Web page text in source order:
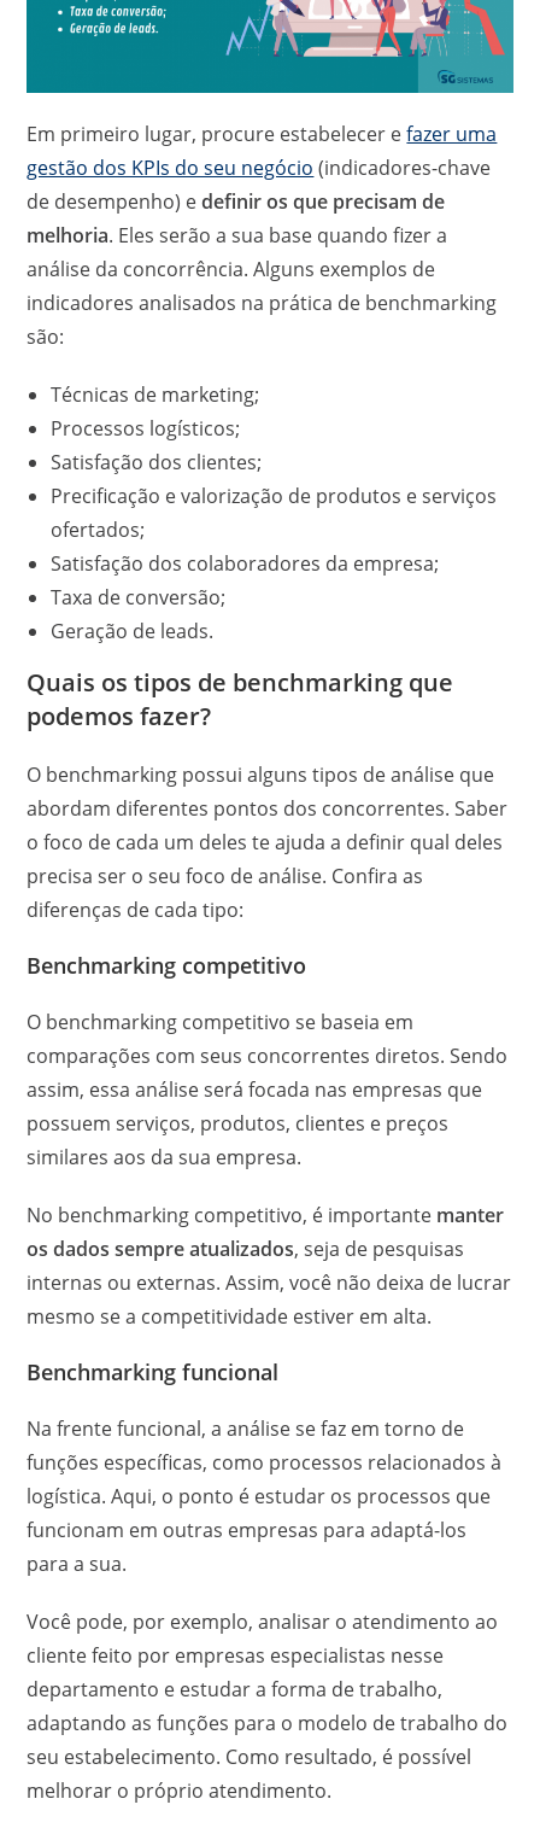
Em primeiro lugar, procure estabelecer efazer uma
gestão dos KPIs do seu negócio (indicadores-chave
de desempenho) edefinir os que precisam de
melhoria. Eles serão a sua base quando fizer a
análise da concorrência. Alguns exemplos de
indicadores analisados na prática de benchmarking
são:
Técnicas de marketing;
Processos logísticos;
Satisfação dos clientes;
Precificação e valorização de produtos e serviços
ofertados;
Satisfação dos colaboradores da empresa;
Taxa de conversão;
Geração de leads.
Quais os tipos de benchmarking que
podemos fazer?
O benchmarking possui alguns tipos de análise que
abordam diferentes pontos dos concorrentes. Saber
o foco de cada um deles te ajuda a definir qual deles
precisa ser o seu foco de análise. Confira as
diferenças de cada tipo:
Benchmarking competitivo
O benchmarking competitivo se baseia em
comparações com seus concorrentes diretos. Sendo
assim, essa análise será focada nas empresas que
possuem serviços, produtos, clientes e preços
similares aos da sua empresa.
No benchmarking competitivo, é importante manter
os dados sempre atualizados, seja de pesquisas
internas ou externas. Assim, você não deixa de lucrar
mesmo se a competitividade estiver em alta.
Benchmarking funcional
Na frente funcional, a análise se faz em torno de
funções específicas, como processos relacionados à
logística. Aqui, o ponto é estudar os processos que
funcionam em outras empresas para adaptá-los
para a sua.
Você pode, por exemplo, analisar o atendimento ao
cliente feito por empresas especialistas nesse
departamento e estudar a forma de trabalho,
adaptando as funções para o modelo de trabalho do
seu estabelecimento. Como resultado, é possível
melhorar o próprio atendimento.